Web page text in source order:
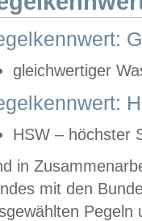
gleichwertiger
HSW – höchster
in
mit den